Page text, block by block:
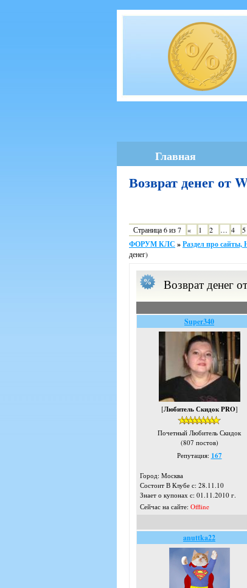
Главная
Возврат денег
Страница6из7 « 1 2 … 4 5
ФОРУМ КЛС »Раздел про
денег)
Возврат денег
Super340
[Любитель Скидок PRO]
Почетный Любитель Скидок
(807 постов)
Репутация: 167
Город: Москва
Состоит В Клубе с: 28.11.10
Знает о купонах с: 01.11.2010 г.
Сейчас на сайте: Offline
anuttka22